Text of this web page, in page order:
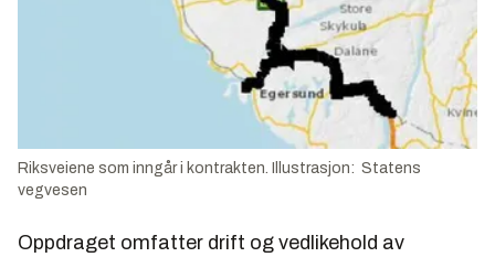
Riksveiene som inngår i kontrakten. Illustrasjon: Statens
vegvesen
Oppdraget omfatter drift og vedlikehold av